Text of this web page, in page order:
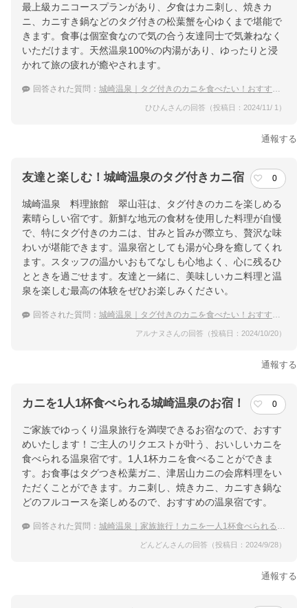
最上級カニコースプランがあり、夕食はカニ刺し、焼きカ
ニ、カニすき鍋などのタグ付きの松葉蟹を心ゆくまで堪能で
きます。食事は個室食なので気の合う友達同士で気兼ねなく
いただけます。天然温泉100%の内湯があり、ゆったりと浸
かれて旅の疲れが癒やされます。
回答された質問： 城崎温泉｜タグ付きのカニを食べたい！おすすめの宿は？
ひひんさんの回答（投稿日：2024/11/ 1）
通報する
友達と楽しむ！城崎温泉のタグ付きカニ宿 0
城崎温泉 料理旅館 翠山荘は、タグ付きのカニを楽しめる
素晴らしい宿です。新鮮な地元の食材を使用した料理が自慢
で、特にタグ付きのカニは、甘みと旨みが際立ち、贅沢な味
わいが堪能できます。温泉宿としても湯が心身を癒してくれ
ます。スタッフの温かいおもてなしも心地よく、心に残るひ
とときを過ごせます。友達と一緒に、美味しいカニ料理と温
泉を楽しむ最高の体験をぜひお楽しみください。
回答された質問： 城崎温泉｜タグ付きのカニを食べたい！おすすめの宿は？
アルナヌさんの回答（投稿日：2024/10/20）
通報する
カニを1人1杯食べられる城崎温泉のお宿！ 0
ご家族でゆっくり温泉旅行を満喫できるお宿なので、おすす
めいたします！ご主人のリクエストが叶う、おいしいカニを
食べられる温泉宿です。1人1杯カニを食べることができま
す。お食事はタグつき松葉ガニ、津居山カニの会席料理をい
ただくことができます。カニ刺し、焼きカニ、カニすき鍋な
どのフルコースを楽しめるので、おすすめの温泉宿です。
回答された質問： 城崎温泉｜家族旅行！カニを一人1杯食べられる宿のおすすめは？
どんどんさんの回答（投稿日：2024/9/28）
通報する